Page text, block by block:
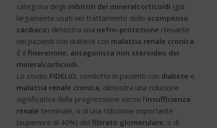
categoria degli inibitori dei mineralcorticoidi (già
largamente usati nel trattamento dello scompenso
cardiaco) dimostra una nefro-protezione rilevante
nei pazienti con diabete con malattia renale cronica.
È il finerenone, antagonista non steroideo dei
mineralcorticoidi.
Lo studio FIDELIO, condotto in pazienti con diabete e
malattia renale cronica, dimostra una riduzione
significativa della progressione verso l’insufficienza
renale terminale, o di una riduzione importante
(superiore al 40%) del filtrato glomerulare, o di